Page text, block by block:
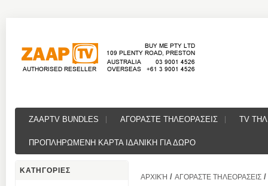
ZAAPTV BUNDLES ΑΓΟΡΑΣΤΕ ΤΗΛΕΟΡΑΣΕΙΣ TV
ΠΡΟΠΛΗΡΩΜΕΝΗ ΚΑΡΤΑ ΙΔΑΝΙΚΗ ΓΙΑ ΔΩΡΟ
ΚΑΤΗΓΟΡΙΕΣ
ΑΡΧΙΚΉ / ΑΓΟΡΑΣΤΕ ΤΗΛΕΟΡΑΣΕΙΣ /